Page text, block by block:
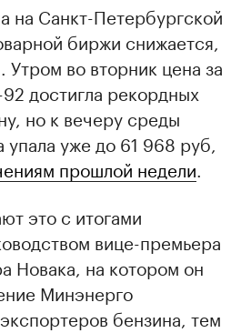
на Санкт-Петербургской
биржи снижается,
Утром во вторник цена за
достигла рекордных
но к вечеру среды
упала уже до 61 968 руб,
прошлой недели
это с итогами
вице-премьера
Новака, на котором он
Минэнерго
бензина, тем